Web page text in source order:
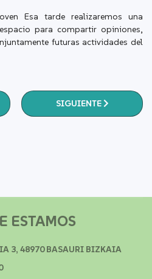
Esa tarde realizaremos una
para compartir opiniones,
futuras actividades del
GAZTEGUNE IBILTARIA GAZT
ARTÍCULO SIGUIENTE:
SIGUIENTE
ESTAMOS
3, 48970 BASAURI BIZKAIA